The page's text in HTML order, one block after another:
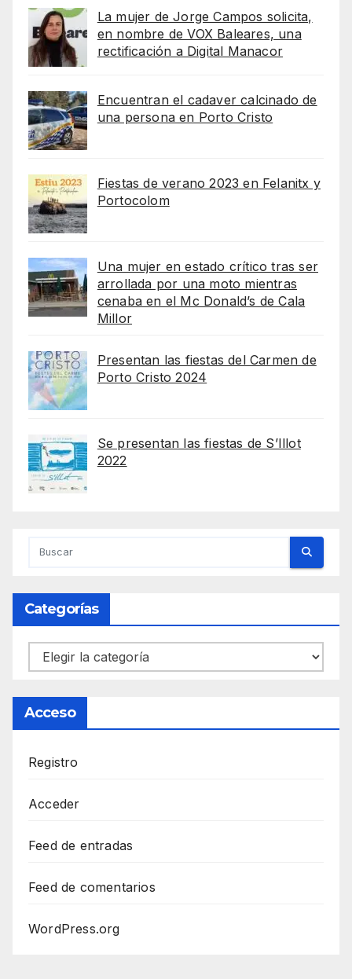
La mujer de Jorge Campos solicita,
en nombre de VOX Baleares, una
rectificación a Digital Manacor
Encuentran el cadaver calcinado de
una persona en Porto Cristo
Fiestas de verano 2023 en Felanitx y
Portocolom
Una mujer en estado crítico tras ser
arrollada por una moto mientras
cenaba en el Mc Donald’s de Cala
Millor
Presentan las fiestas del Carmen de
Porto Cristo 2024
Se presentan las fiestas de S’Illot
2022
Categorías
Categorías
Acceso
Registro
Acceder
Feed de entradas
Feed de comentarios
WordPress.org